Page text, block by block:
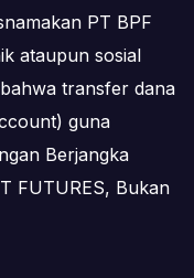
PT BPF
ataupun sosial
transfer dana
guna
Berjangka
FUTURES, Bukan